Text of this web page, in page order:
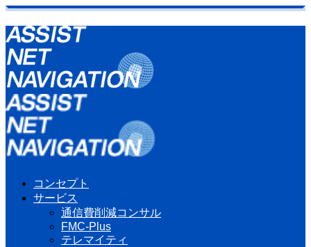
コンセプト
サービス
通信費削減コンサル
FMC-Plus
テレマイティ